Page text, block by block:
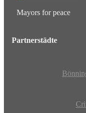
Mayors for peace
Partnerstädte